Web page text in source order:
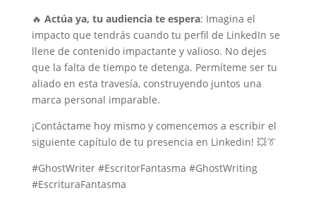
🔥 Actúa ya, tu audiencia te espera: Imagina el
impacto que tendrás cuando tu perfil de LinkedIn se
llene de contenido impactante y valioso. No dejes
que la falta de tiempo te detenga. Permíteme ser tu
aliado en esta travesía, construyendo juntos una
marca personal imparable.
¡Contáctame hoy mismo y comencemos a escribir el
siguiente capítulo de tu presencia en Linkedin! 💥👔
#GhostWriter #EscritorFantasma #GhostWriting
#EscrituraFantasma